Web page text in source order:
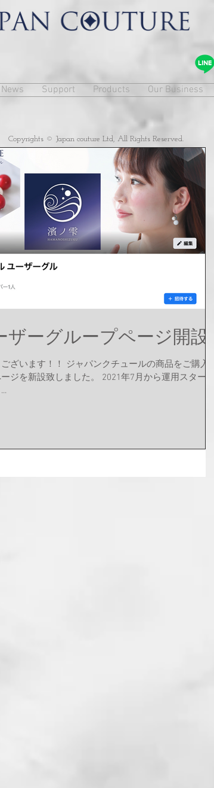
News Support Products Our Business
ーグループページ開設
ざいます！！ ジャパンクチュールの商品をご購入頂
ジを新設致しました。 2021年7月から運用スタート
Copyrights © Japan couture Ltd, All Rights Reserved.